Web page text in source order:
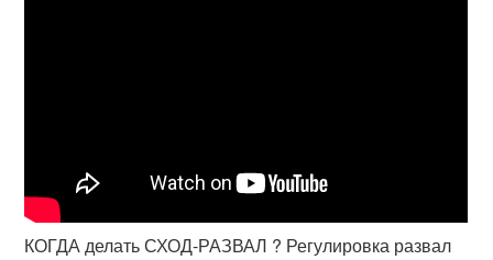
КОГДА делать СХОД-РАЗВАЛ ? Регулировка развал